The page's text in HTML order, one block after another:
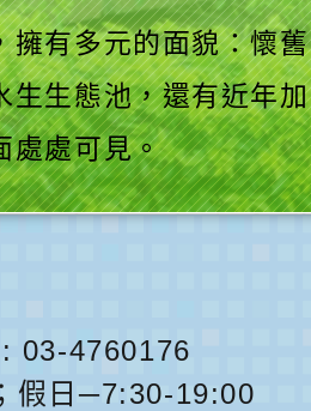
擁有多元的面貌：懷舊
生生態池，還有近年加
處處可見。
03-4760176
假日─7:30-19:00